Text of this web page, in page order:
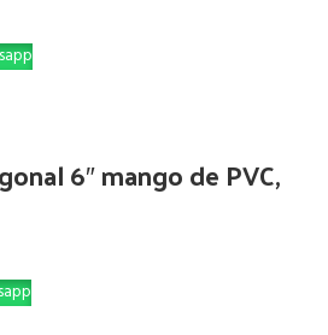
6″ mango de PVC,